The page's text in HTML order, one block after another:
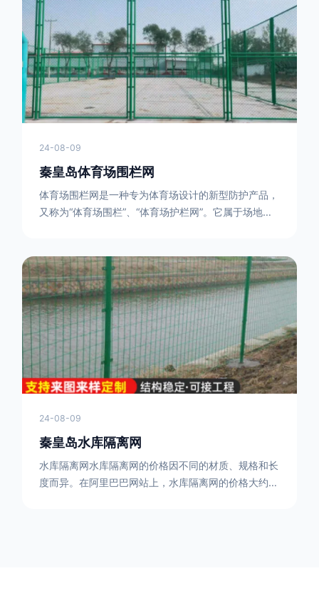
17631598285根色谱柱，然后将网格钩在此色谱柱
上，然后将第二根色谱柱钩在网格上，然后将其拧紧，
然后类推，一套一套的安装即可。该安装牢固美观，不
会损坏油漆表面 。桃型护栏网使
24-08-09
秦皇岛体育场围栏网
体育场围栏网是一种专为体育场设计的新型防护产品，
又称为“体育场围栏”、“体育场护栏网”。它属于场地围
整。体育场围栏网的材质有很多种，如钢丝绳网、聚酯
纤维网、玻璃纤维网等。不同材质的体育场围栏网具有
不同的特点和优缺点。例如，钢丝绳网具有强度高、耐
腐蚀、耐磨损等特点；聚酯纤维网则具有柔韧性好、透
气性好等特点。体育场围栏网是一种
24-08-09
秦皇岛水库隔离网
水库隔离网水库隔离网的价格因不同的材质、规格和长
度而异。在阿里巴巴网站上，水库隔离网的价格大约在